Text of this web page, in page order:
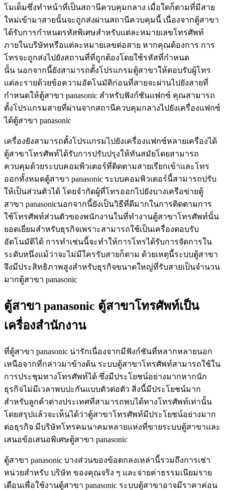
โมเด็มซึ่งทำหน้าที่เป็นสถานีควบคุมกลาง เมื่อใดก็ตามที่มีสาย
ใหม่เข้ามาสายนั้นจะถูกส่งผ่านสถานีควบคุมนี้ เนื่องจากตู้สาขา
ได้รับการกำหนดรหัสพิเศษสำหรับแต่ละหมายเลขโทรศัพท์
ภายในบริษัทหรือแต่ละหมายเลขต่อสาย หากคุณต้องการ การ
โทรจะถูกส่งไปยังสถานที่ที่ถูกต้องโดยใช้รหัสที่กำหนด
นั้น นอกจากนี้ยังสามารถตั้งโปรแกรมตู้สาขาให้ตอบรับผู้โทร
แต่ละรายด้วยข้อความอัตโนมัติก่อนที่สายจะผ่านไปยังสายที่
กำหนดให้ตู้สาขา panasonic สำหรับฟังก์ชันแฟกซ์ คุณสามารถ
ตั้งโปรแกรมสายที่ผ่านจากสถานีควบคุมกลางไปยังเครื่องแฟกซ์
ได้ตู้สาขา panasonic
เครื่องยังสามารถตั้งโปรแกรมไปยังเครื่องแฟกซ์หลายเครื่องได้
ตู้สาขาโทรศัพท์ได้รับการปรับปรุงให้ทันสมัยโดยสามารถ
ควบคุมด้วยระบบคอมพิวเตอร์ที่ติดตามสายเรียกเข้าและโทร
ออกทั้งหมดตู้สาขา panasonic ระบบคอมพิวเตอร์นี้สามารถปรับ
ให้เป็นส่วนตัวได้ โดยจำกัดผู้ที่โทรออกไปยังบางเครือข่ายตู้
สาขา panasonicนอกจากนี้ยังเป็นวิธีที่ดีมากในการติดตามการ
ใช้โทรศัพท์ส่วนตัวของพนักงานในที่ทำงานตู้สาขาโทรศัพท์นั้น
ยอดเยี่ยมสำหรับธุรกิจเพราะสามารถใช้เป็นเครื่องตอบรับ
อัตโนมัติได้ การทำเช่นนี้จะทำให้การโทรได้รับการจัดการใน
ระดับหนึ่งแม้ว่าจะไม่มีใครรับสายก็ตาม ด้วยเหตุนี้ระบบตู้สาขา
จึงมีประสิทธิภาพสูงสำหรับธุรกิจขนาดใหญ่ที่รับสายเป็นจำนวน
มากตู้สาขา panasonic
ตู้สาขา panasonic ตู้สาขาโทรศัพท์เป็น
เครื่องสำนักงาน
ที่ตู้สาขา panasonic น่ารักเนื่องจากมีฟังก์ชันที่หลากหลายนอก
เหนือจากที่กล่าวมาข้างต้น ระบบตู้สาขาโทรศัพท์สามารถใช้ใน
การประชุมทางโทรศัพท์ได้ ซึ่งมีประโยชน์อย่างมากหากนัก
ธุรกิจไม่มีเวลาพบปะกันแบบตัวต่อตัว สิ่งนี้มีประโยชน์มาก
สำหรับลูกค้าต่างประเทศที่สามารถพบได้ทางโทรศัพท์เท่านั้น
โดยสรุปแล้วจะเห็นได้ว่าตู้สาขาโทรศัพท์มีประโยชน์อย่างมาก
ต่อธุรกิจ มีบริษัทโทรคมนาคมหลายแห่งที่ขายระบบตู้สาขาและ
เสนอข้อเสนอพิเศษตู้สาขา panasonic
ตู้สาขา panasonic บางส่วนของข้อตกลงเหล่านี้รวมถึงการเช่า
หน่วยสำหรับ บริษัท ของคุณจริง ๆ และจ่ายค่าธรรมเนียมราย
เดือนเพื่อใช้งานตู้สาขา panasonic ระบบตู้สาขาอาจมีราคาค่อน